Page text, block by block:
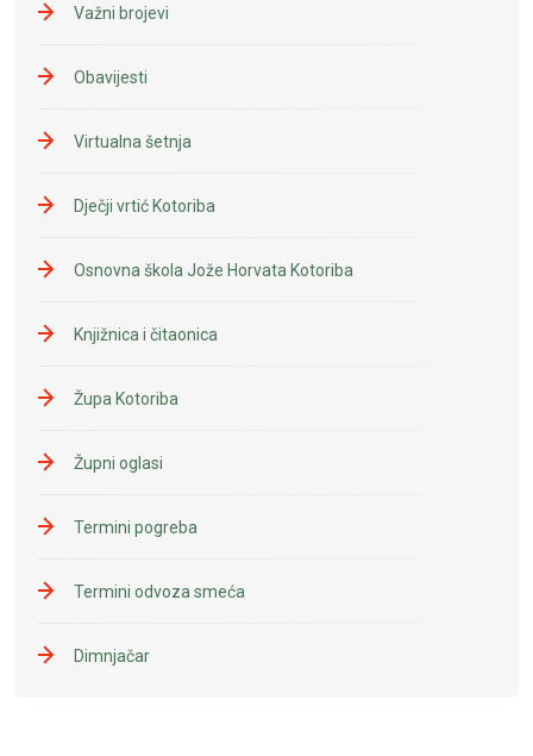
Važni brojevi
Obavijesti
Virtualna šetnja
Dječji vrtić Kotoriba
Osnovna škola Jože Horvata Kotoriba
Knjižnica i čitaonica
Župa Kotoriba
Župni oglasi
Termini pogreba
Termini odvoza smeća
Dimnjačar